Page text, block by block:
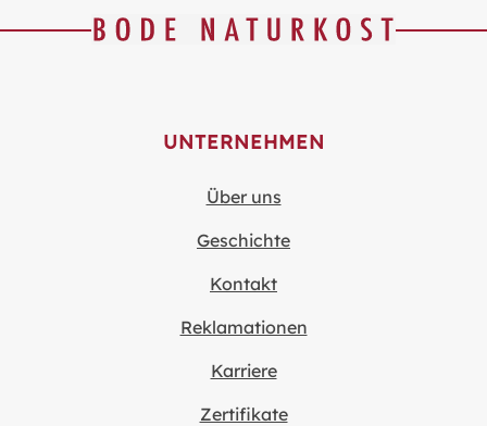
UNTERNEHMEN
Über uns
Geschichte
Kontakt
Reklamationen
Karriere
Zertifikate